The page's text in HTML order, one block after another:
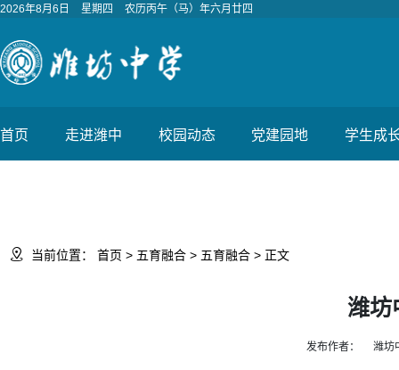
2026年8月6日 星期四 农历丙午（马）年六月廿四
首页 走进潍中 校园动态 党建园地 学生成
 当前位置： 首页 > 五育融合 > 五育融合 > 正文
潍坊
发布作者： 潍坊